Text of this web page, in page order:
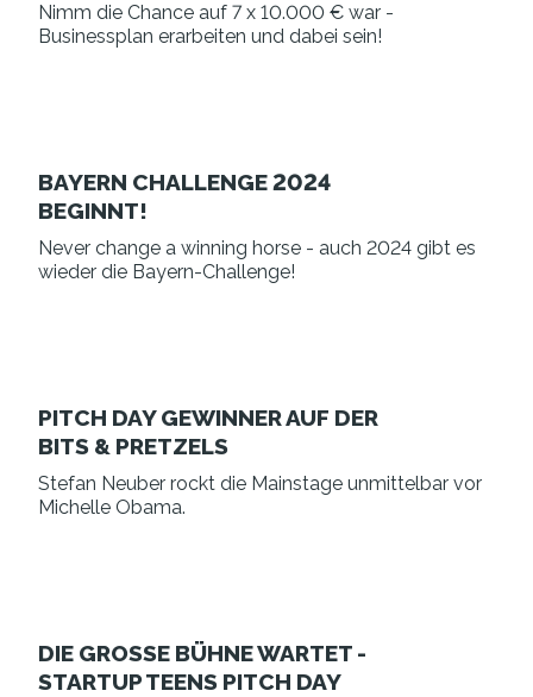
Nimm die Chance auf 7 x 10.000 € war -
Businessplan erarbeiten und dabei sein!
BAYERN CHALLENGE 2024
BEGINNT!
Never change a winning horse - auch 2024 gibt es
wieder die Bayern-Challenge!
PITCH DAY GEWINNER AUF DER
BITS & PRETZELS
Stefan Neuber rockt die Mainstage unmittelbar vor
Michelle Obama.
DIE GROSSE BÜHNE WARTET -
STARTUP TEENS PITCH DAY